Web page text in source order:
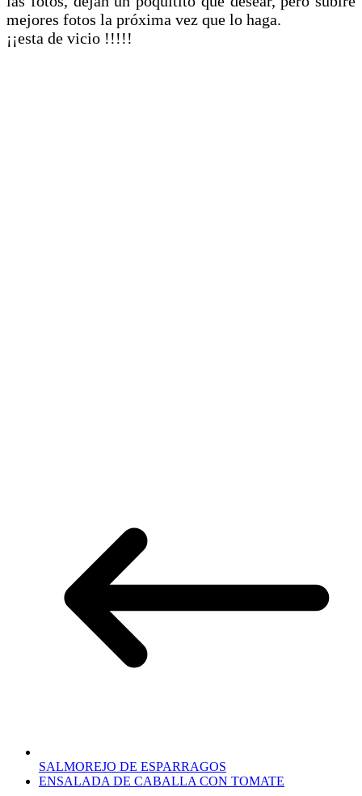
mejores fotos la próxima vez que lo haga.
¡¡esta de vicio !!!!!
SALMOREJO DE ESPARRAGOS
ENSALADA DE CABALLA CON TOMATE